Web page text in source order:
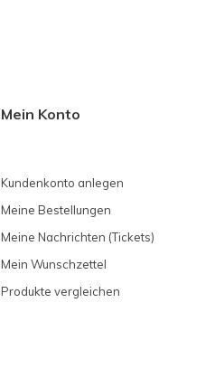
Mein Konto
Kundenkonto anlegen
Meine Bestellungen
Meine Nachrichten (Tickets)
Mein Wunschzettel
Produkte vergleichen